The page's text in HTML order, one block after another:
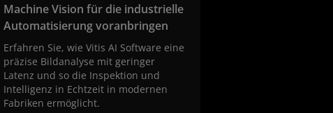
Machine Vision für die industrielle
Automatisierung voranbringen
Erfahren Sie, wie Vitis AI Software eine
präzise Bildanalyse mit geringer
Latenz und so die Inspektion und
Intelligenz in Echtzeit in modernen
Fabriken ermöglicht.